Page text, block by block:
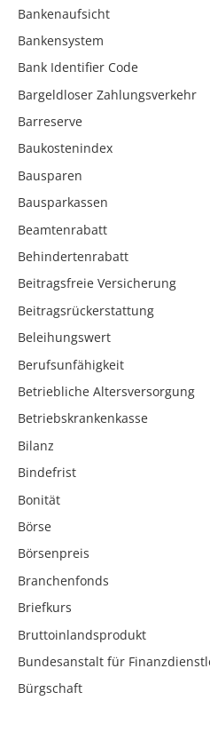
Bankenaufsicht
Bankensystem
Bank Identifier Code
Bargeldloser Zahlungsverkehr
Barreserve
Baukostenindex
Bausparen
Bausparkassen
Beamtenrabatt
Behindertenrabatt
Beitragsfreie Versicherung
Beitragsrückerstattung
Beleihungswert
Berufsunfähigkeit
Betriebliche Altersversorgung
Betriebskrankenkasse
Bilanz
Bindefrist
Bonität
Börse
Börsenpreis
Branchenfonds
Briefkurs
Bruttoinlandsprodukt
Bundesanstalt für
Bürgschaft